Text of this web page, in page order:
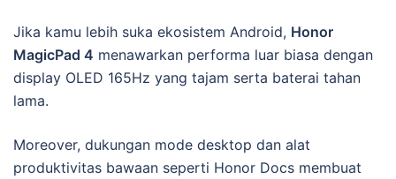
Jika kamu lebih suka ekosistem Android, Honor
MagicPad 4 menawarkan performa luar biasa dengan
display OLED 165Hz yang tajam serta baterai tahan
lama.
Moreover, dukungan mode desktop dan alat
produktivitas bawaan seperti Honor Docs membuat